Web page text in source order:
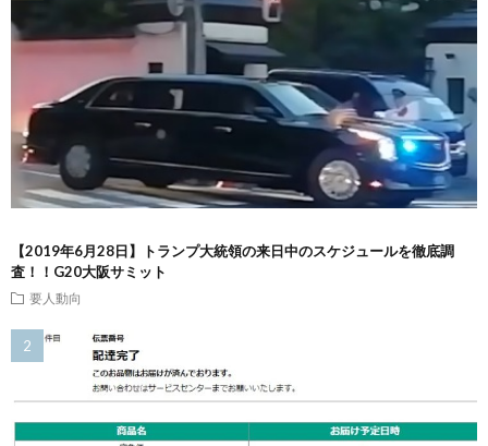
【2019年6月28日】トランプ大統領の来日中のスケジュールを徹底調
査！！G20大阪サミット
要人動向